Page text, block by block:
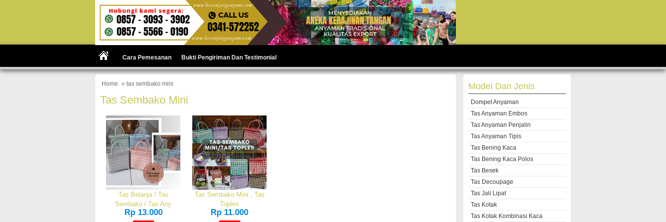
Cara Pemesanan Bukti Pengiriman Dan Testimonial
Home » tas sembako mini
Tas Sembako Mini
Tas Belanja / Tas
Sembako / Tas Any
Rp 13.000
Tas Sembako Mini , Tas
Toples
Rp 11.000
Model Dan Jenis
Dompet Anyaman
Tas Anyaman Embos
Tas Anyaman Penjalin
Tas Anyaman Tipis
Tas Bening Kaca
Tas Bening Kaca Polos
Tas Besek
Tas Decoupage
Tas Jali Lipat
Tas Kotak
Tas Kotak Kombinasi Kaca